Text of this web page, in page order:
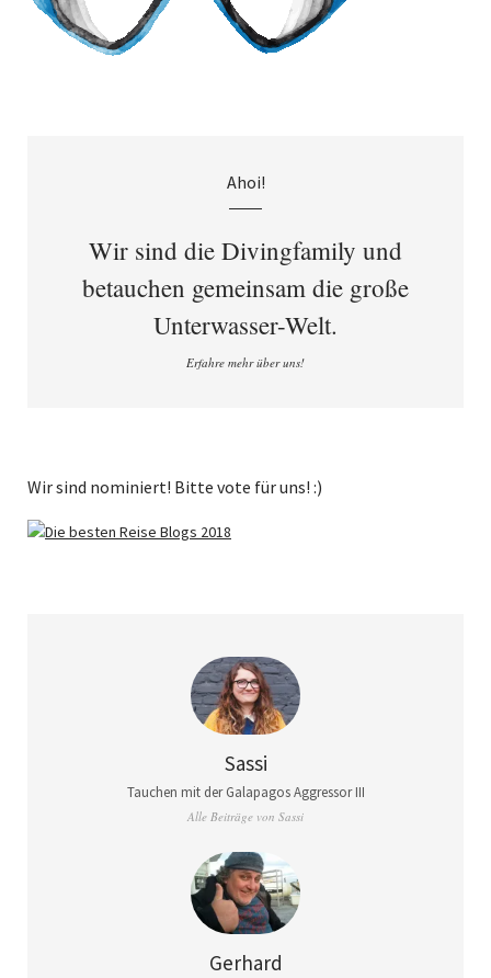
Ahoi!
Wir sind die Divingfamily und
betauchen gemeinsam die große
Unterwasser-Welt.
Erfahre mehr über uns!
Wir sind nominiert! Bitte vote für uns! :)
Sassi
Tauchen mit der Galapagos Aggressor III
Alle Beiträge von Sassi
Gerhard